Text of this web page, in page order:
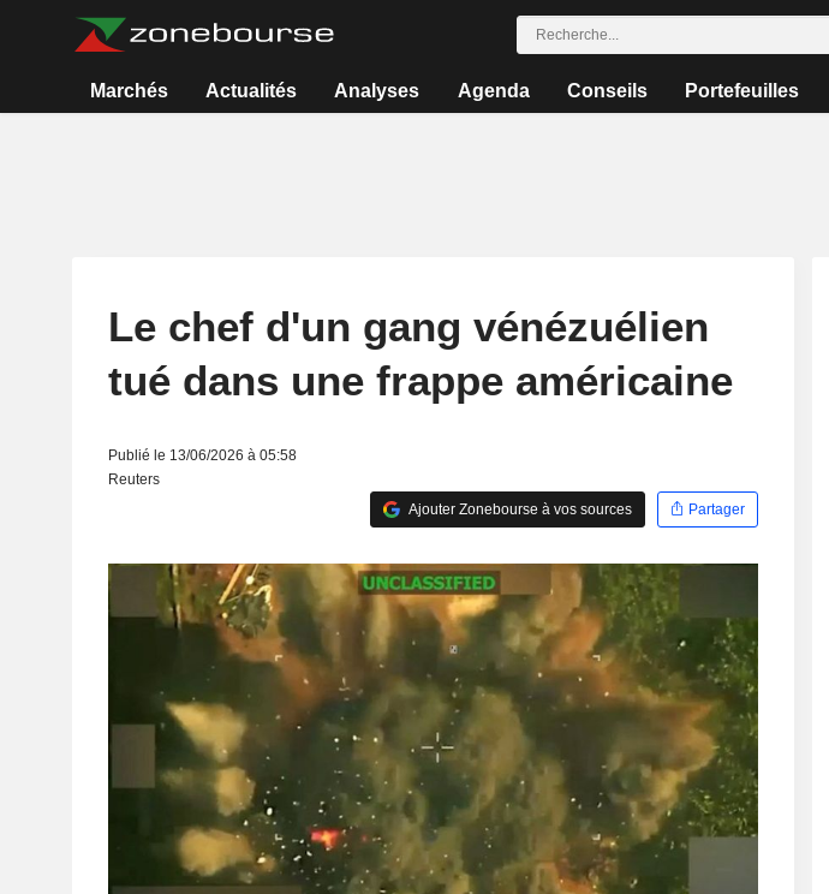
Marchés Actualités Analyses Agenda Conseils Portefeuilles
Le chef d'un gang vénézuélien
tué dans une frappe américaine
Publié le 13/06/2026 à 05:58
Reuters
Ajouter Zonebourse à vos sources
Partager